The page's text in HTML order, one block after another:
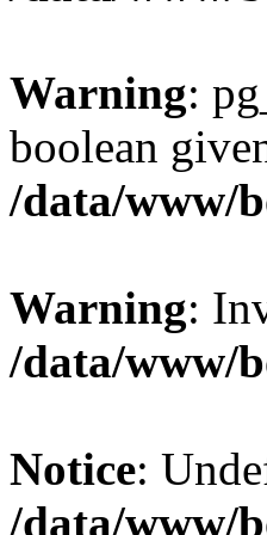
Warning:
boolean
/data/www/
Warning:
/data/www/
Notice:
/data/www/